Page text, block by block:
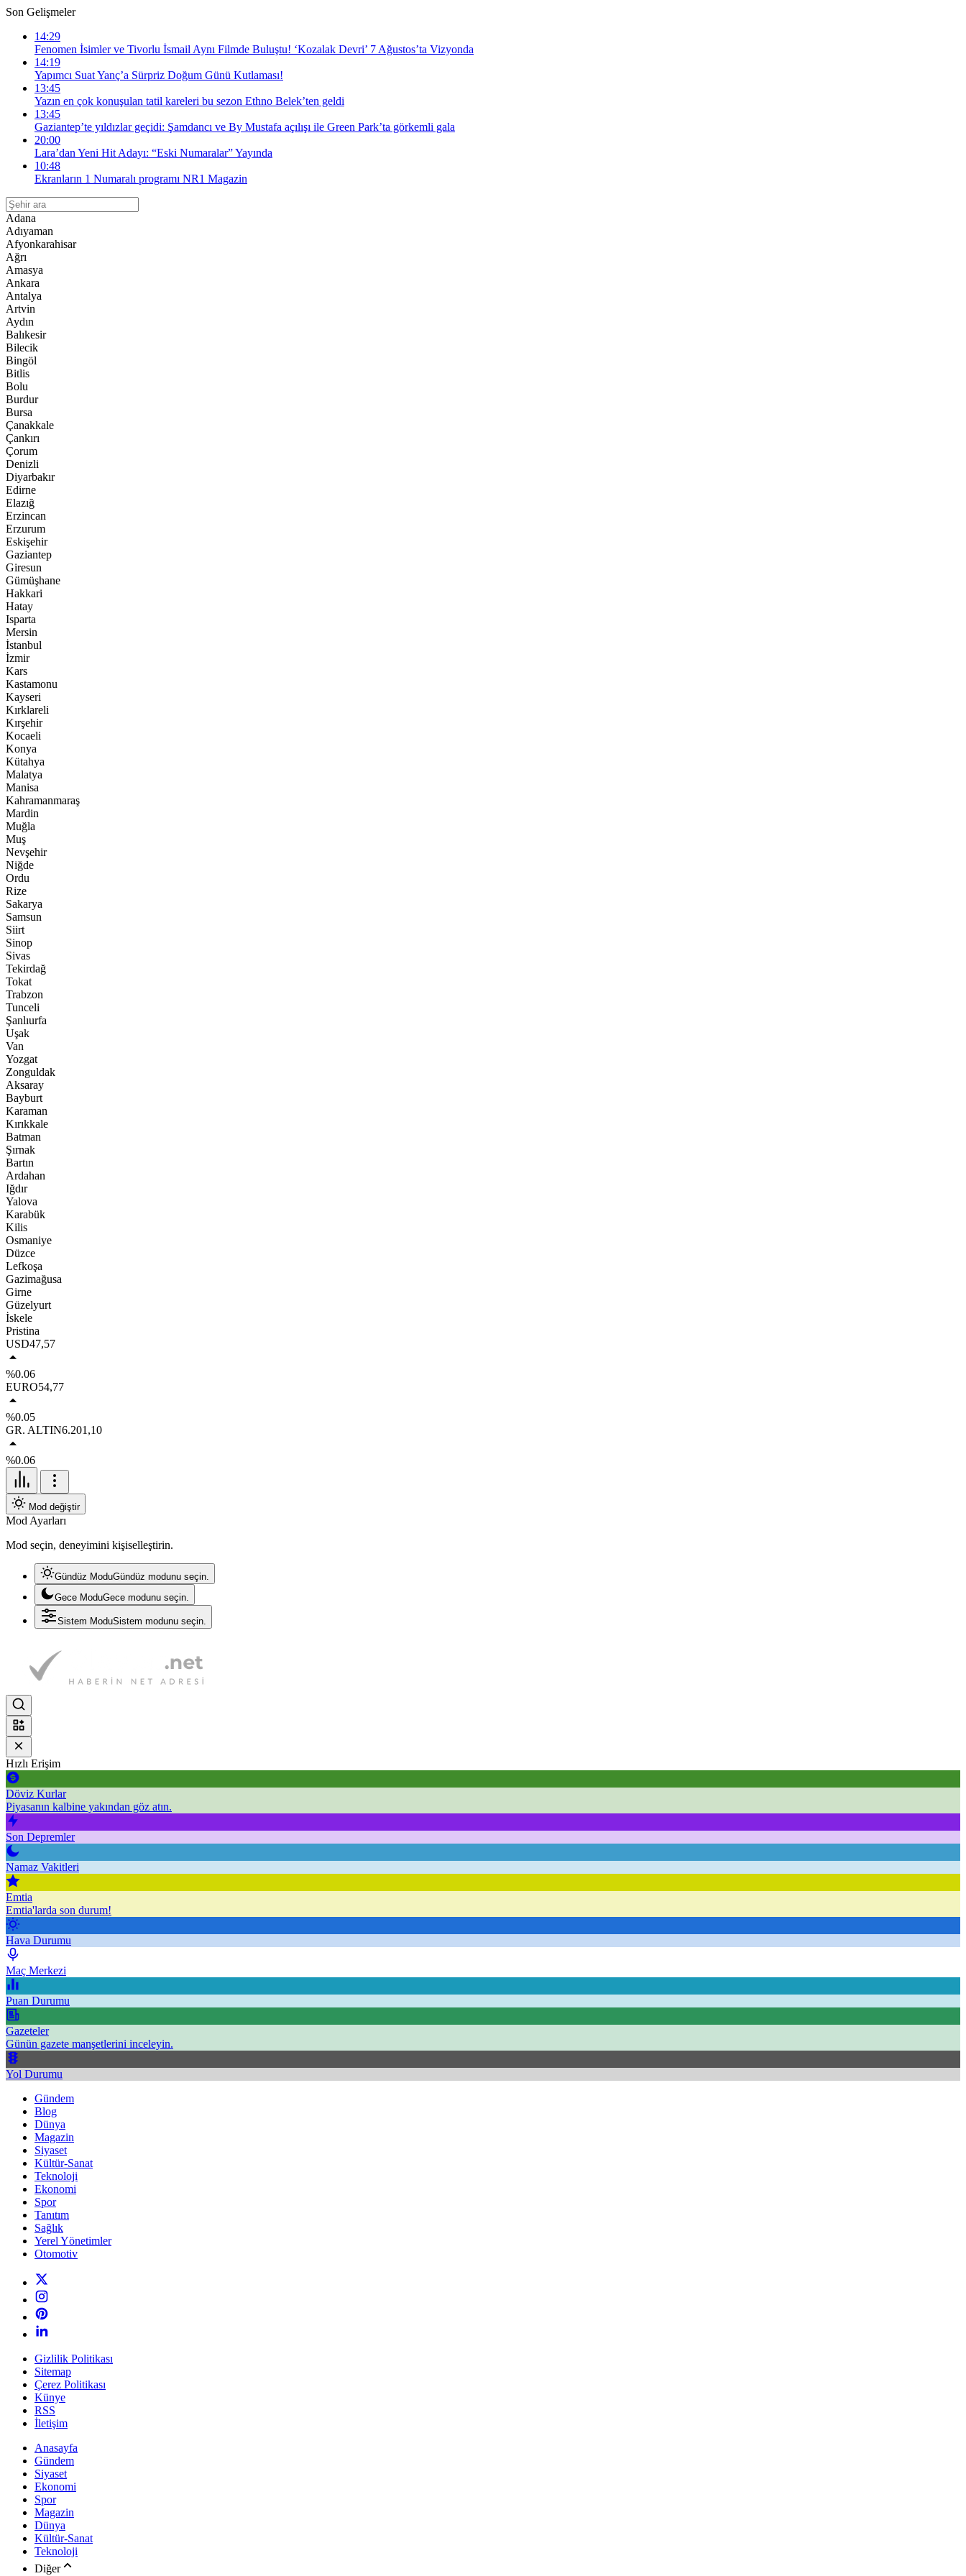
Son Gelişmeler
14:29
Fenomen İsimler ve Tivorlu İsmail Aynı Filmde Buluştu! ‘Kozalak Devri’ 7 Ağustos’ta Vizyonda
14:19
Yapımcı Suat Yanç’a Sürpriz Doğum Günü Kutlaması!
13:45
Yazın en çok konuşulan tatil kareleri bu sezon Ethno Belek’ten geldi
13:45
Gaziantep’te yıldızlar geçidi: Şamdancı ve By Mustafa açılışı ile Green Park’ta görkemli gala
20:00
Lara’dan Yeni Hit Adayı: “Eski Numaralar” Yayında
10:48
Ekranların 1 Numaralı programı NR1 Magazin
Adana
Adıyaman
Afyonkarahisar
Ağrı
Amasya
Ankara
Antalya
Artvin
Aydın
Balıkesir
Bilecik
Bingöl
Bitlis
Bolu
Burdur
Bursa
Çanakkale
Çankırı
Çorum
Denizli
Diyarbakır
Edirne
Elazığ
Erzincan
Erzurum
Eskişehir
Gaziantep
Giresun
Gümüşhane
Hakkari
Hatay
Isparta
Mersin
İstanbul
İzmir
Kars
Kastamonu
Kayseri
Kırklareli
Kırşehir
Kocaeli
Konya
Kütahya
Malatya
Manisa
Kahramanmaraş
Mardin
Muğla
Muş
Nevşehir
Niğde
Ordu
Rize
Sakarya
Samsun
Siirt
Sinop
Sivas
Tekirdağ
Tokat
Trabzon
Tunceli
Şanlıurfa
Uşak
Van
Yozgat
Zonguldak
Aksaray
Bayburt
Karaman
Kırıkkale
Batman
Şırnak
Bartın
Ardahan
Iğdır
Yalova
Karabük
Kilis
Osmaniye
Düzce
Lefkoşa
Gazimağusa
Girne
Güzelyurt
İskele
Pristina
USD47,57
%0.06
EURO54,77
%0.05
GR. ALTIN6.201,10
%0.06
Mod değiştir
Mod Ayarları
Mod seçin, deneyimini kişiselleştirin.
Gündüz ModuGündüz modunu seçin.
Gece ModuGece modunu seçin.
Sistem ModuSistem modunu seçin.
Hızlı Erişim
Döviz Kurlar
Piyasanın kalbine yakından göz atın.
Son Depremler
Namaz Vakitleri
Emtia
Emtia'larda son durum!
Hava Durumu
Maç Merkezi
Puan Durumu
Gazeteler
Günün gazete manşetlerini inceleyin.
Yol Durumu
Gündem
Blog
Dünya
Magazin
Siyaset
Kültür-Sanat
Teknoloji
Ekonomi
Spor
Tanıtım
Sağlık
Yerel Yönetimler
Otomotiv
Gizlilik Politikası
Sitemap
Çerez Politikası
Künye
RSS
İletişim
Anasayfa
Gündem
Siyaset
Ekonomi
Spor
Magazin
Dünya
Kültür-Sanat
Teknoloji
Diğer